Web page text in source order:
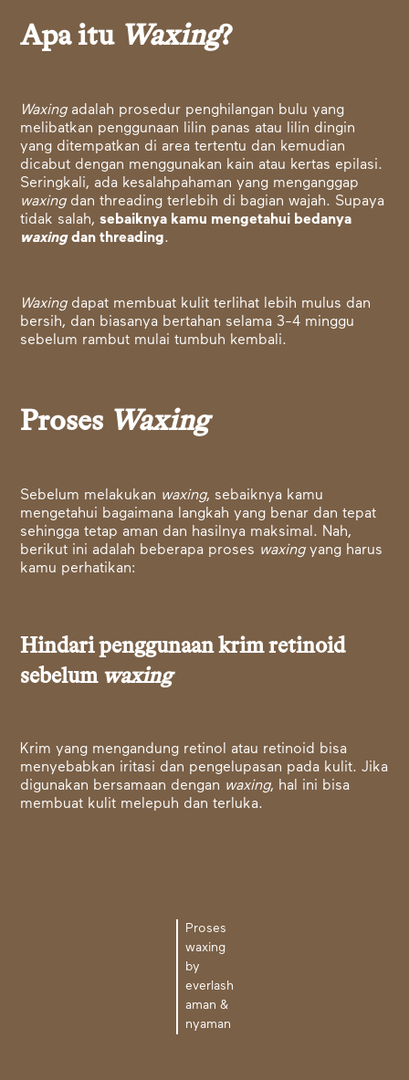
Apa itu Waxing?
Waxingadalah prosedur penghilangan bulu yang
melibatkan penggunaan lilin panas atau lilin dingin
yang ditempatkan di area tertentu dan kemudian
dicabut dengan menggunakan kain atau kertas epilasi.
Seringkali, ada kesalahpahaman yang menganggap
waxingdan threading terlebih di bagian wajah. Supaya
tidak salah,sebaiknya kamu mengetahui bedanya
waxingdan threading.
Waxingdapat membuat kulit terlihat lebih mulus dan
bersih, dan biasanya bertahan selama 3-4 minggu
sebelum rambut mulai tumbuh kembali.
Proses Waxing
Sebelum melakukan waxing, sebaiknya kamu
mengetahui bagaimana langkah yang benar dan tepat
sehingga tetap aman dan hasilnya maksimal. Nah,
berikut ini adalah beberapa proses waxingyang harus
kamu perhatikan:
Hindari penggunaan krim retinoid
sebelum waxing
Krim yang mengandung retinol atau retinoid bisa
menyebabkan iritasi dan pengelupasan pada kulit. Jika
digunakan bersamaan dengan waxing, hal ini bisa
membuat kulit melepuh dan terluka.
Proses
waxing
by
everlash
aman &
nyaman